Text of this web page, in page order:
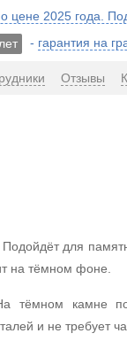
цене 2025 года.
- гарантия на
Отзывы
для
на тёмном фоне.
тёмном камне
и не требует